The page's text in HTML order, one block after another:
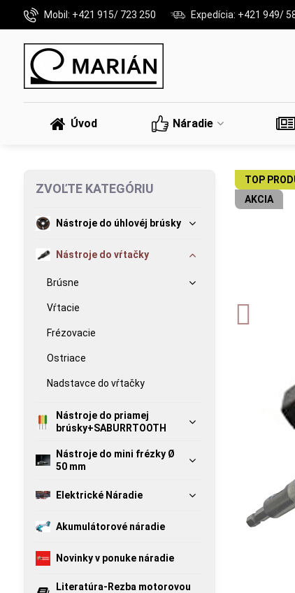
Mobil: +421 915/ 723 250 Expedícia: +421 949/
Úvod Náradie
TOP
AKCIA
ZVOĽTE KATEGÓRIU
Nástroje do úhlovéj brúsky
Nástroje do vŕtačky
Brúsne
Vŕtacie
Frézovacie
Ostriace
Nadstavce do vŕtačky
Nástroje do priamej
brúsky+SABURRTOOTH
Nástroje do mini frézky Ø
50 mm
Elektrické Náradie
Akumulátorové náradie
Novinky v ponuke náradie
Literatúra-Rezba motorovou